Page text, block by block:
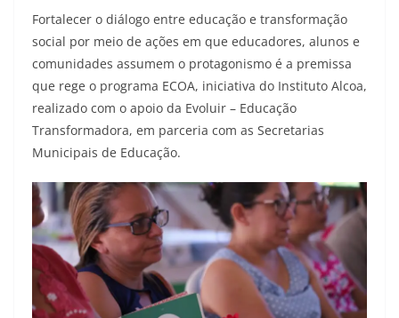
Fortalecer o diálogo entre educação e transformação
social por meio de ações em que educadores, alunos e
comunidades assumem o protagonismo é a premissa
que rege o programa ECOA, iniciativa do Instituto Alcoa,
realizado com o apoio da Evoluir – Educação
Transformadora, em parceria com as Secretarias
Municipais de Educação.